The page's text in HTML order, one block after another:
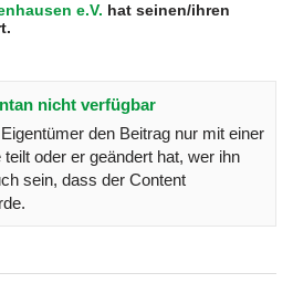
e.V. hat seinen/ihren
nicht verfügbar
den Beitrag nur mit einer
oder er geändert hat, wer ihn
sein, dass der Content